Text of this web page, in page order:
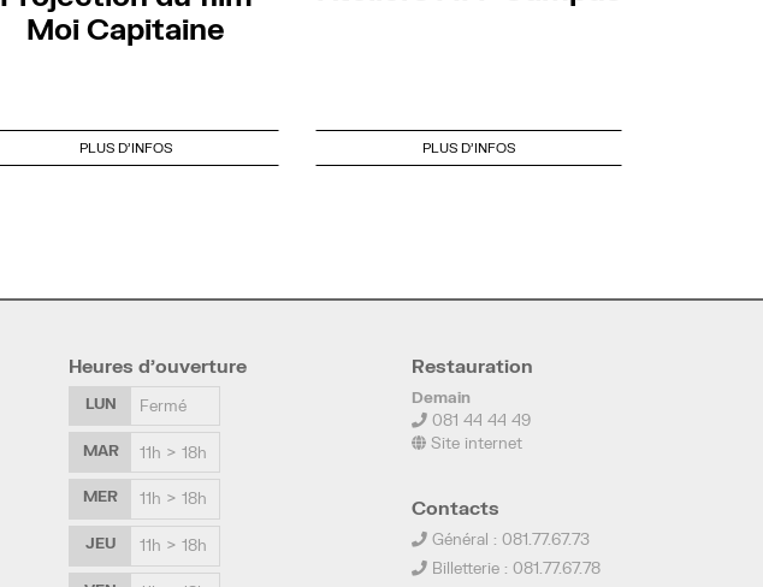
Moi Capitaine
PLUS D'INFOS PLUS D'INFOS
Heures d’ouverture
LUN Fermé
MAR 11h > 18h
MER 11h > 18h
JEU 11h > 18h
Restauration
Demain
081 44 44 49
Site internet
Contacts
Général : 081.77.67.73
Billetterie : 081.77.67.78